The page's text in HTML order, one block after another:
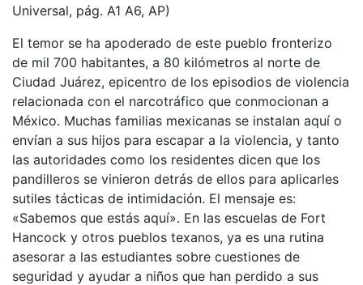
Universal, pág. A1 A6, AP)
El temor se ha apoderado de este pueblo fronterizo
de mil 700 habitantes, a 80 kilómetros al norte de
Ciudad Juárez, epicentro de los episodios de violencia
relacionada con el narcotráfico que conmocionan a
México. Muchas familias mexicanas se instalan aquí o
envían a sus hijos para escapar a la violencia, y tanto
las autoridades como los residentes dicen que los
pandilleros se vinieron detrás de ellos para aplicarles
sutiles tácticas de intimidación. El mensaje es:
«Sabemos que estás aquí». En las escuelas de Fort
Hancock y otros pueblos texanos, ya es una rutina
asesorar a las estudiantes sobre cuestiones de
seguridad y ayudar a niños que han perdido a sus